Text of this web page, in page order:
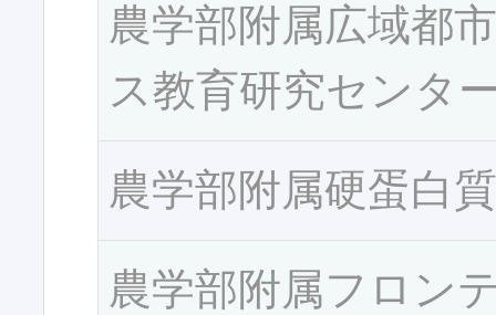
農学部附属広域都
ス教育研究センタ
農学部附属硬蛋白
農学部附属フロン